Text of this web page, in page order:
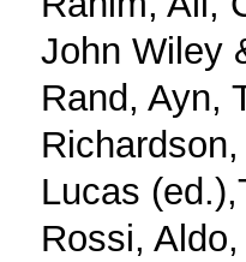
John Wiley
Rand, Ayn,
Lucas
Rossi,